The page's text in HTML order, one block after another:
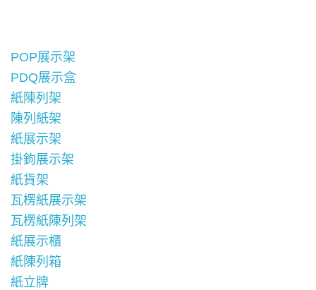
POP展示架
PDQ展示盒
紙陳列架
陳列紙架
紙展示架
掛鉤展示架
紙貨架
瓦楞紙展示架
瓦楞紙陳列架
紙展示櫃
紙陳列箱
紙立牌